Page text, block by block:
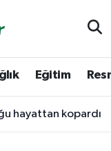
Eğitim
hayattan kopardı